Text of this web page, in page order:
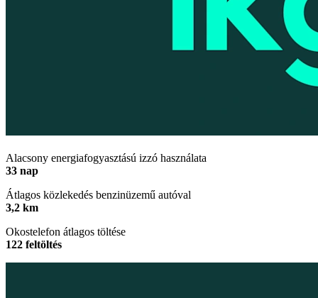
Alacsony energiafogyasztású izzó használata
33 nap
Átlagos közlekedés benzinüzemű autóval
3,2 km
Okostelefon átlagos töltése
122 feltöltés